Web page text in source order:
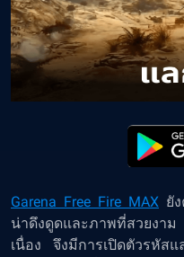
Garena Free Fire MAX ยั
น่าดึงดูดและภาพที่สวยงา
เนื่อง จึงมีการเปิดตัวรหัส